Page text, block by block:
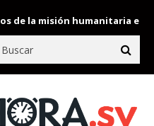
la misión humanitaria enviada